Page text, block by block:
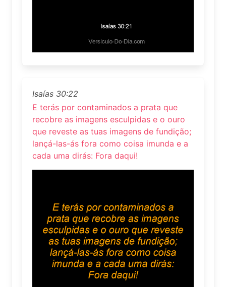
Isaías 30:22
E terás por contaminados a prata que
recobre as imagens esculpidas e o ouro
que reveste as tuas imagens de fundição;
lançá-las-ás fora como coisa imunda e a
cada uma dirás: Fora daqui!